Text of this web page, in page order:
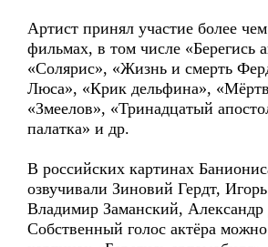
Артист принял участие более
фильмах, в том числе «Берегись
«Солярис», «Жизнь и смерть
Люса», «Крик дельфина»,
«Змеелов», «Тринадцатый
палатка» и др.
В российских картинах
озвучивали Зиновий Гердт,
Владимир Заманский, Александр
Собственный голос актёра